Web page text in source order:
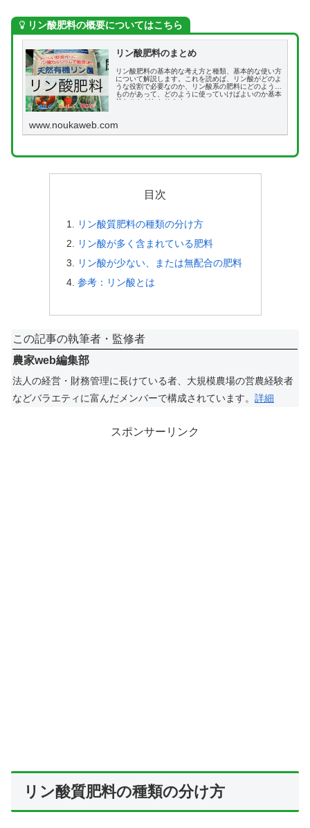
リン酸肥料の概要についてはこちら
リン酸肥料のまとめ
リン酸肥料の基本的な考え方と種類、基本的な使い方
について解説します。これを読めば、リン酸がどのよ
うな役割で必要なのか、リン酸系の肥料にどのような
ものがあって、どのように使っていけばよいのか基本
的なことがわかります。
www.noukaweb.com
目次
リン酸質肥料の種類の分け方
リン酸が多く含まれている肥料
リン酸が少ない、または無配合の肥料
参考：リン酸とは
この記事の執筆者・監修者
農家web編集部
法人の経営・財務管理に長けている者、大規模農場の営農経験者
などバラエティに富んだメンバーで構成されています。 詳細
スポンサーリンク
リン酸質肥料の種類の分け方